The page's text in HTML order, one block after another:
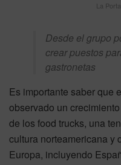
La
Desde el grupo
crear puestos
gastronetas
Es importante saber que
observado un
de los food trucks, una
cultura norteamericana y
Europa, incluyendo